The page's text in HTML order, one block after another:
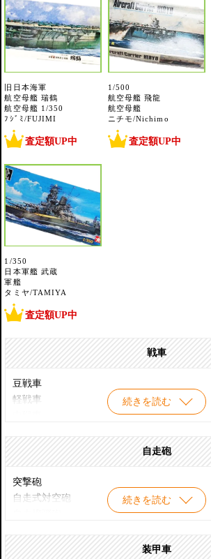
旧日本海軍
航空母艦 瑞鶴
航空母艦 1/350
ﾌｼﾞﾐ/FUJIMI
査定額UP中
1/500
航空母艦 飛龍
航空母艦
ニチモ/Nichimo
査定額UP中
1/350
日本軍艦 武蔵
軍艦
タミヤ/TAMIYA
査定額UP中
戦車
続きを読む
豆戦車
軽戦車
騎兵戦車
巡航戦車
自走砲
続きを読む
突撃砲
自走式対空砲
装甲車